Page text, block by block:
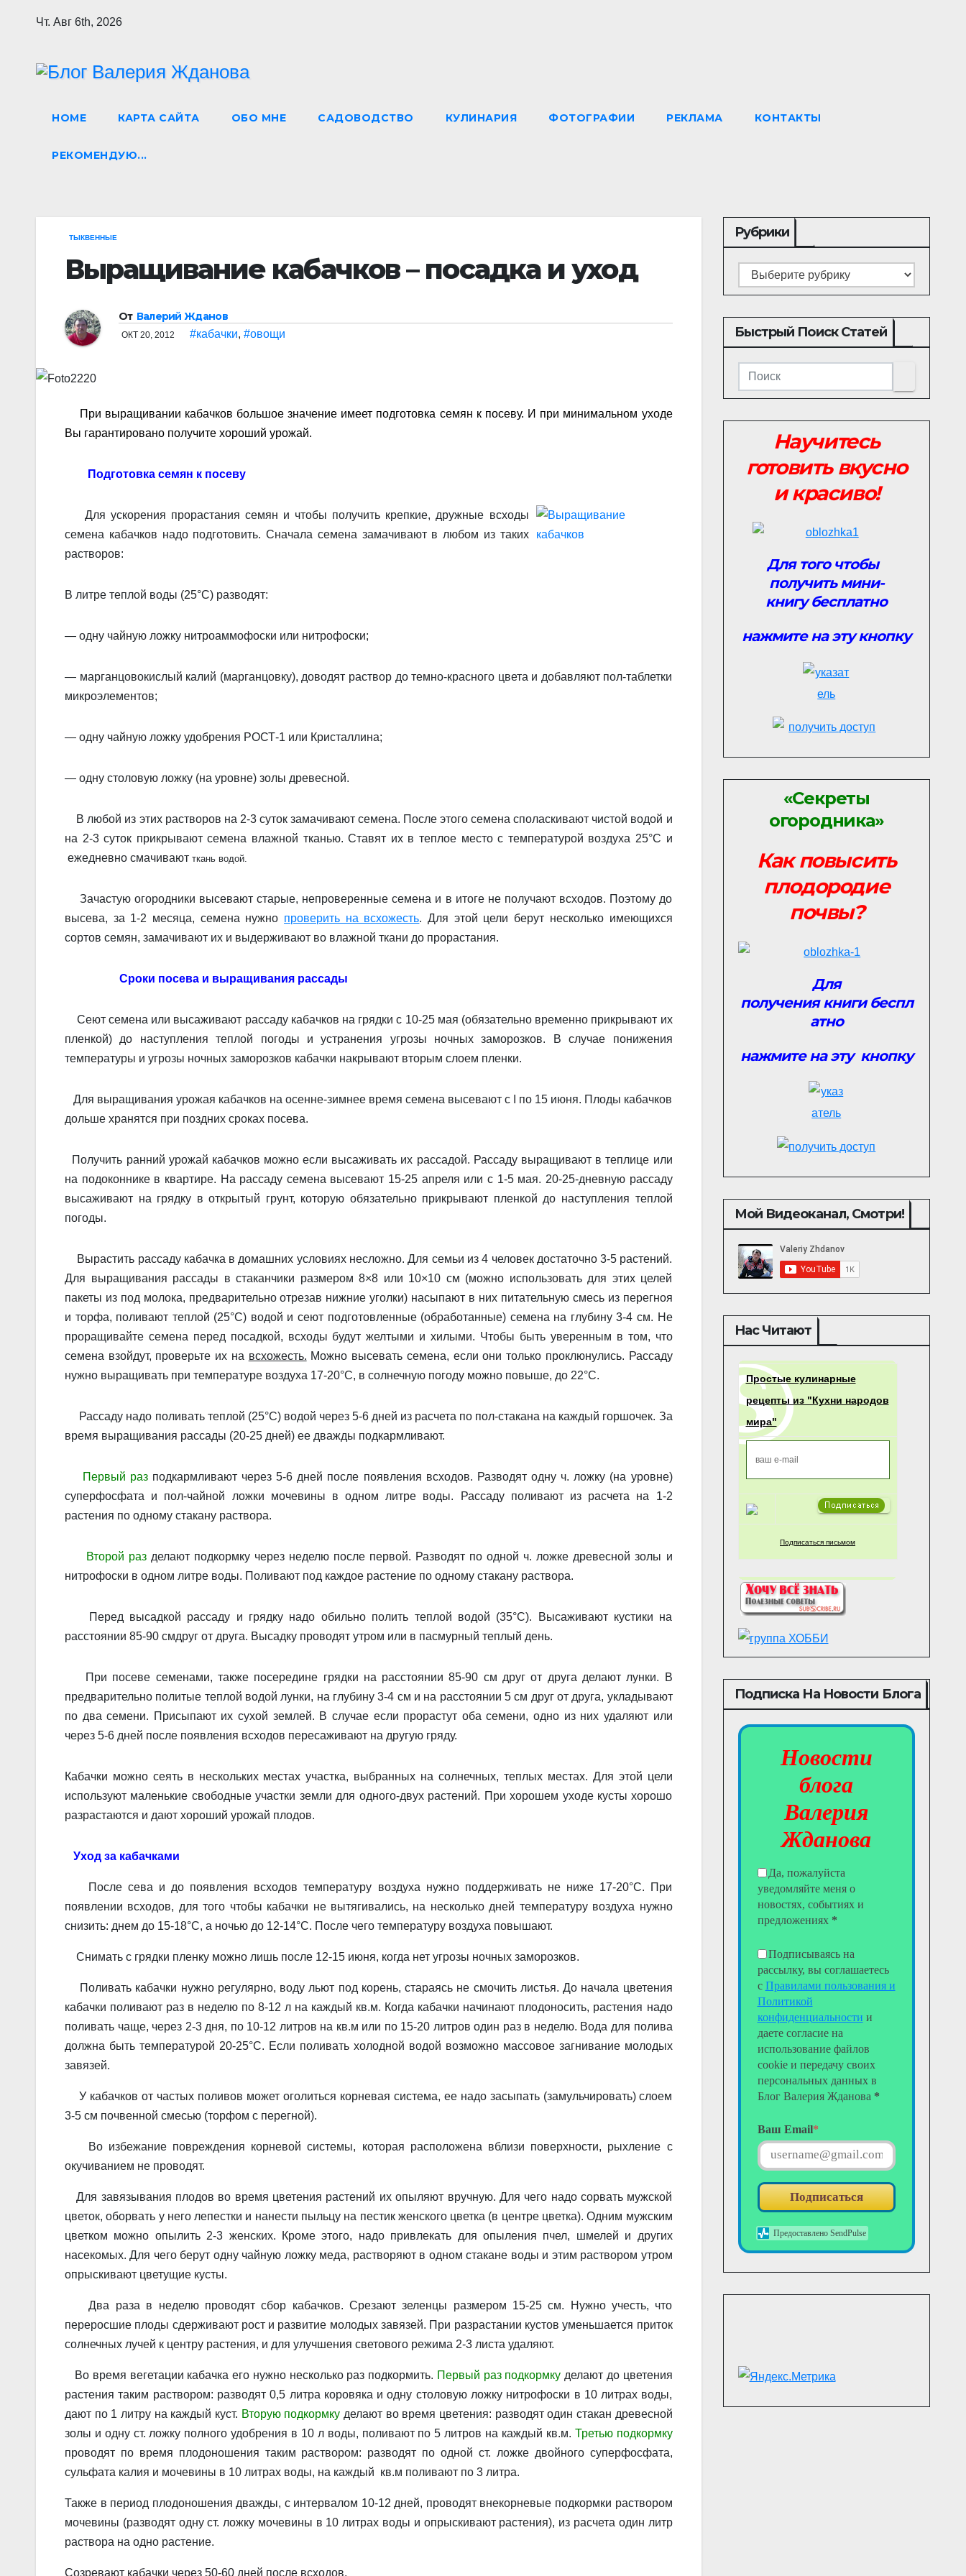
Чт. Авг 6th, 2026
HOME КАРТА САЙТА ОБО МНЕ САДОВОДСТВО КУЛИНАРИЯ ФОТОГРАФИИ РЕКЛАМА КОНТАКТЫ
РЕКОМЕНДУЮ...
ТЫКВЕННЫЕ
Выращивание кабачков – посадка и уход
От Валерий Жданов
ОКТ 20, 2012 #кабачки, #овощи
При выращивании кабачков большое значение имеет подготовка семян к посеву. И при минимальном уходе
Вы гарантировано получите хороший урожай.
Подготовка семян к посеву
Для ускорения прорастания семян и чтобы получить крепкие, дружные всходы
семена кабачков надо подготовить. Сначала семена замачивают в любом из таких
растворов:
В литре теплой воды (25°С) разводят:
— одну чайную ложку нитроаммофоски или нитро­фоски;
— марган­цовокислый калий (марганцовку), доводят раствор до темно-красного цвета и добавляют пол-таблетки
микроэлементов;
— одну чайную ложку удобрения РОСТ-1 или Кристаллина;
— одну столовую ложку (на уровне) золы древесной.
В любой из этих растворов на 2-3 суток замачивают семена. После этого семена споласкивают чистой водой и
на 2-3 суток прикрывают семена влажной тканью. Ставят их в теплое место с температурой воздуха 25°С и
ежедневно смачивают ткань водой.
Зачастую огородники высевают старые, непроверенные семе­на и в итоге не получают всходов. Поэтому до
высева, за 1-2 месяца, семена нужно проверить на всхожесть. Для этой цели берут несколько имеющихся
сортов семян, зама­чивают их и выдерживают во влажной ткани до прорастания.
Сроки посева и выращивания рассады
Сеют семена или высаживают рассаду кабачков на грядки с 10-25 мая (обяза­тельно временно прикрывают их
пленкой) до наступления теплой погоды и устранения угрозы ночных заморозков. В случае понижения
температуры и угрозы ночных заморозков кабачки накрыва­ют вторым слоем пленки.
Для выращивания урожая кабачков на осенне-зимнее время семена высевают с I по 15 июня. Пло­ды кабачков
дольше хранятся при поздних сроках посева.
Получить ранний урожай кабачков можно если высаживать их рассадой. Рассаду выращивают в теплице или
на подоконнике в квартире. На рассаду семена высевают 15-25 апреля или с 1-5 мая. 20-25-дневную рассаду
высаживают на грядку в открытый грунт, которую обязательно прикрывают пленкой до наступления теплой
погоды.
Вырастить рассаду кабачка в домашних условиях несложно. Для семьи из 4 человек достаточно 3-5 растений.
Для выращивания рассады в стаканчики размером 8×8 или 10×10 см (можно использовать для этих целей
пакеты из под молока, предварительно отрезав нижние уголки) насыпают в них пи­тательную смесь из перегноя
и торфа, поливают теплой (25°С) во­дой и сеют подготовленные (обработанные) семена на глубину 3-4 см. Не
проращивайте семена перед посадкой, всходы будут желтыми и хилыми. Чтобы быть уверенным в том, что
семена взойдут, проверьте их на всхожесть. Можно высевать семена, если они только проклюнулись. Расса­ду
нужно выращивать при температуре воздуха 17-20°С, в солнеч­ную погоду можно повыше, до 22°С.
Рассаду надо поливать теплой (25°С) водой через 5-6 дней из расчета по пол-ста­кана на каждый горшочек. За
время выращивания рассады (20-25 дней) ее дважды подкармливают.
Первый разподкармливают через 5-6 дней после появления всходов. Разводят одну ч. ложку (на уровне)
суперфос­фата и пол-чайной ложки мочевины в одном литре воды. Рассаду поливают из рас­чета на 1-2
растения по одному стакану раствора.
Второй раз делают подкормку через неделю после первой. Разводят по одной ч. ложке дре­весной золы и
нитрофоски в одном литре воды. Поливают под каждое растение по одному стакану раствора.
Перед высадкой рассаду и грядку надо обильно полить теплой водой (35°С). Высаживают кустики на
расстоянии 85-90 смдруг от друга. Высадку проводят утром или в пасмурный теп­лый день.
При посеве семенами, также посередине грядки на расстоянии 85-90 см друг от друга делают лунки. В
предварительно политые теплой водой лунки, на глубину 3-4 см и на расстоянии 5 см друг от друга, укладывают
по два семени. Присыпают их сухой землей. В случае если прорастут оба семени, одно из них удаляют или
через 5-6 дней после появления всходов пересаживают на другую гряду.
Кабачки можно сеять в нескольких местах участка, выбранных на солнечных, теплых местах. Для этой цели
используют маленькие свободные участки земли для одного-двух растений. При хорошем уходе кусты хорошо
разраста­ются и дают хороший урожай плодов.
Уход за кабачками
После сева и до появления всходов температуру воздуха нужно поддерживать не ниже 17-20°С. При
появлении всходов, для того чтобы кабачки не вытягивались, на несколько дней температуру воздуха нужно
снизить: днем до 15-18°С, а ночью до 12-14°С. После чего температуру воздуха повышают.
Снимать с грядки пленку можно лишь после 12-15 июня, когда нет угрозы ночных заморозков.
Поливать кабачки нужно регулярно, воду льют под корень, стараясь не смочить листья. До начала цветения
кабачки поливают раз в неделю по 8-12 л на каждый кв.м. Когда кабачки начинают плодоносить, растения надо
по­ливать чаще, через 2-3 дня, по 10-12 литров на кв.м или по 15-20 литров один раз в неделю. Вода для поли­ва
должна быть температурой 20-25°С. Если поливать холодной водой возможно массовое загнивание молодых
завязей.
У кабачков от частых поливов может оголиться корневая система, ее надо засыпать (замульчировать) слоем
3-5 см почвенной смесью (торфом с перегной).
Во избежание по­вреждения корневой системы, которая расположена вблизи поверхности, рыхление с
окучиванием не проводят.
Для завязывания плодов во время цветения растений их опыляют вручную. Для чего надо сорвать мужской
цветок, оборвать у него лепестки и нанести пыльцу на пестик женского цветка (в цен­тре цветка). Одним мужским
цветком можно опы­лить 2-3 женских. Кроме этого, надо привлекать для опыления пчел, шмелей и других
насекомых. Для чего берут одну чайную ложку меда, растворяют в одном стакане воды и этим ра­створом утром
опрыскивают цветущие кусты.
Два раза в неделю проводят сбор кабачков. Срезают зелен­цы размером 15-25 см. Нужно учесть, что
переросшие плоды сдерживают рост и развитие молодых завязей. При раз­растании кустов уменьшается приток
солнечных лучей к центру растения, и для улучшения светового режима 2-3 листа удаля­ют.
Во время вегетации кабачка его нужно несколько раз подкормить. Первый раз подкормку делают до цветения
растения таким раствором: разводят 0,5 литра коровяка и одну столо­вую ложку нитрофоски в 10 литрах воды,
дают по 1 литру на каждый куст. Вторую подкормку делают во время цветения: разводят один стакан древесной
золы и одну ст. ложку полного удобрения в 10 л воды, поливают по 5 литров на каждый кв.м. Третью подкормку
проводят по время плодо­ношения таким раствором: разводят по одной ст. ложке двойного суперфосфата,
сульфата калия и мочевины в 10 литрах воды, на каждый кв.м поливают по 3 литра.
Также в период плодоношения дважды, с интервалом 10-12 дней, проводят внекорневые под­кормки раствором
мочевины (разводят одну ст. ложку мочевины в 10 литрах воды и опрыскивают растения), из расчета один литр
раствора на одно растение.
Созревают кабачки через 50-60 дней после всходов.
Рубрики
Рубрики
Быстрый Поиск Статей
Научитесь
готовить вкусно
и красиво!
Для того чтобы
получить мини-
книгубесплатно
нажмите на эту кнопку
«Секреты
огородника»
Как повысить
плодородие
почвы?
Для
получения книгибеспл
атно
нажмите на эту кнопку
Мой Видеоканал, Смотри!
Нас Читают
Простые кулинарные
рецепты из "Кухни народов
мира"
Подписаться письмом
Подписка На Новости Блога
Новости
блога
Валерия
Жданова
Да, пожалуйста
уведомляйте меня о
новостях, событиях и
предложениях *
Подписываясь на
рассылку, вы соглашаетесь
с Правилами пользования и
Политикой
конфиденциальности и
даете согласие на
использование файлов
cookie и передачу своих
персональных данных в
Блог Валерия Жданова *
Ваш Email*
Подписаться
Предоставлено SendPulse